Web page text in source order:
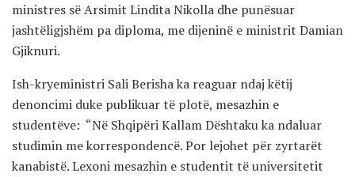
ministres së Arsimit Lindita Nikolla dhe punësuar
jashtëligjshëm pa diploma, me dijeninë e ministrit Damian
Gjiknuri.
Ish-kryeministri Sali Berisha ka reaguar ndaj këtij
denoncimi duke publikuar të plotë, mesazhin e
studentëve: “Në Shqipëri Kallam Dështaku ka ndaluar
studimin me korrespondencë. Por lejohet për zyrtarët
kanabistë. Lexoni mesazhin e studentit të universitetit